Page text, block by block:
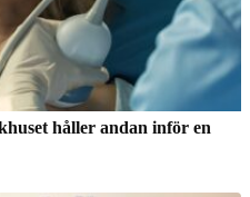
håller andan inför en